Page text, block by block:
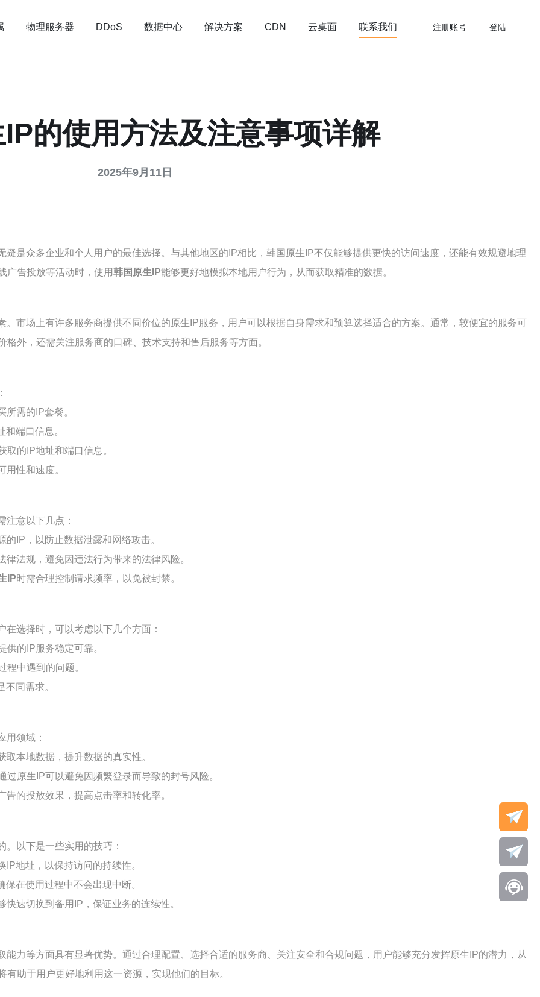
物理服务器 DDoS 数据中心 解决方案 CDN 云桌面 联系我们 注册账号 登陆
的使用方法及注意事项详解
2025年9月11日
疑是众多企业和个人用户的最佳选择。与其他地区的IP相比，韩国原生IP不仅能够提供更快的访问速度，还能有效规避地理
广告投放等活动时，使用韩国原生IP能够更好地模拟本地用户行为，从而获取精准的数据。
。市场上有许多服务商提供不同价位的原生IP服务，用户可以根据自身需求和预算选择适合的方案。通常，较便宜的服务可
外，还需关注服务商的口碑、技术支持和售后服务等方面。
需的IP套餐。
端口信息。
的IP地址和端口信息。
性和速度。
注意以下几点：
IP，以防止数据泄露和网络攻击。
法规，避免因违法行为带来的法律风险。
IP时需合理控制请求频率，以免被封禁。
在选择时，可以考虑以下几个方面：
的IP服务稳定可靠。
程中遇到的问题。
同需求。
用领域：
本地数据，提升数据的真实性。
原生IP可以避免因频繁登录而导致的封号风险。
的投放效果，提高点击率和转化率。
以下是一些实用的技巧：
地址，以保持访问的持续性。
在使用过程中不会出现中断。
速切换到备用IP，保证业务的连续性。
能力等方面具有显著优势。通过合理配置、选择合适的服务商、关注安全和合规问题，用户能够充分发挥原生IP的潜力，从
助于用户更好地利用这一资源，实现他们的目标。